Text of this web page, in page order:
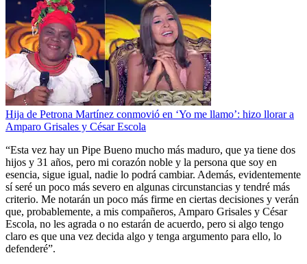
Hija de Petrona Martínez conmovió en ‘Yo me llamo’: hizo llorar a
Amparo Grisales y César Escola
“Esta vez hay un Pipe Bueno mucho más maduro, que ya tiene dos
hijos y 31 años, pero mi corazón noble y la persona que soy en
esencia, sigue igual, nadie lo podrá cambiar. Además, evidentemente
sí seré un poco más severo en algunas circunstancias y tendré más
criterio. Me notarán un poco más firme en ciertas decisiones y verán
que, probablemente, a mis compañeros, Amparo Grisales y César
Escola, no les agrada o no estarán de acuerdo, pero si algo tengo
claro es que una vez decida algo y tenga argumento para ello, lo
defenderé”.